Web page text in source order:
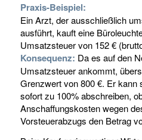
Praxis-Beispiel:
Ein Arzt, der ausschließlich
ausführt, kauft eine
Umsatzsteuer von 152 €
Konsequenz: Da es auf den
Umsatzsteuer ankommt,
Grenzwert von 800 €. Er kann
sofort zu 100% abschreiben,
Anschaffungskosten wegen
Vorsteuerabzugs den Betrag